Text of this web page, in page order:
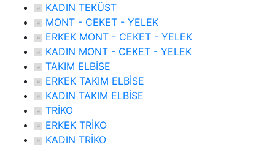
KADIN TEKÜST
MONT - CEKET - YELEK
ERKEK MONT - CEKET - YELEK
KADIN MONT - CEKET - YELEK
TAKIM ELBİSE
ERKEK TAKIM ELBİSE
KADIN TAKIM ELBİSE
TRİKO
ERKEK TRİKO
KADIN TRİKO